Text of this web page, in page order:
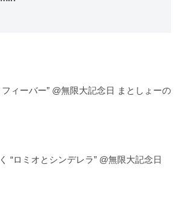
ィーバー” @無限大記念日 まとしょーの
“ロミオとシンデレラ” @無限大記念日